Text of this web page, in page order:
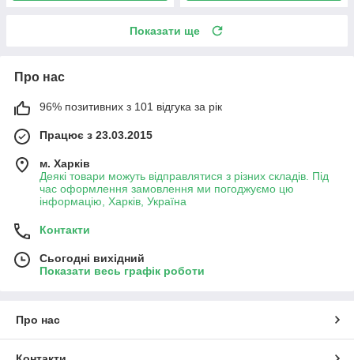
Показати ще
Про нас
96% позитивних з 101 відгука за рік
Працює з 23.03.2015
м. Харків
Деякі товари можуть відправлятися з різних складів. Під
час оформлення замовлення ми погоджуємо цю
інформацію, Харків, Україна
Контакти
Сьогодні вихідний
Показати весь графік роботи
Про нас